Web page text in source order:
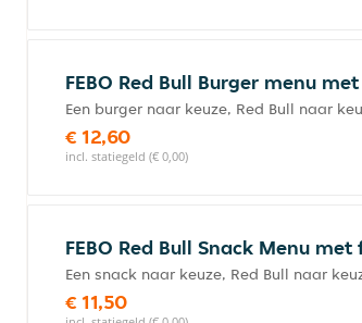
FEBO Red Bull Burger menu
Een burger naar keuze, Red Bull naar
€ 12,60
incl. statiegeld (€ 0,00)
FEBO Red Bull Snack Menu
Een snack naar keuze, Red Bull naar
€ 11,50